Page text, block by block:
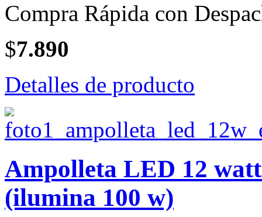
Compra Rápida con
$7.890
Detalles de producto
Ampolleta LED 12
(ilumina 100 w)